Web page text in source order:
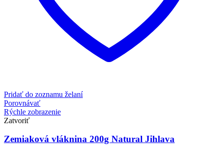
Pridať do zoznamu želaní
Porovnávať
Rýchle zobrazenie
Zatvoriť
Zemiaková vláknina 200g Natural Jihlava